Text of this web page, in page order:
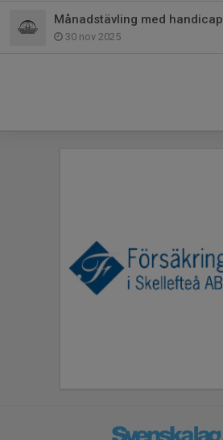
Månadstävling med handicap
30 nov 2025